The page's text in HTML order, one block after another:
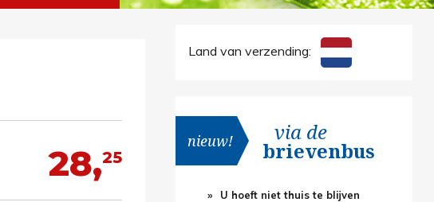
28,25
Land van verzending:
nieuw! via de
brievenbus
U hoeft niet thuis te blijven